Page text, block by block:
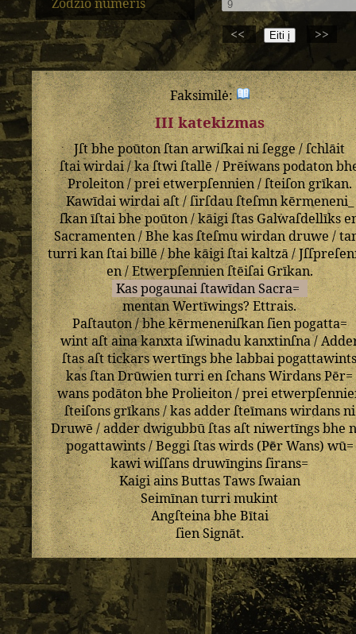
<<
>>
Faksimilė:
III katekizmas
Jſtbhe poūtonſtan arwiſkai niſegge/ſchlāit
ſtaiwirdai/kaſtwiſtallē/Prēiwans podaton
Proleiton/preietwerpſennien/ſteiſongrīkan.
Kawīdaiwirdaiaſt/ſirſdauſteſmnkērmeneni_
ſkanīſtaibhepoūton/kāigiſtasGalwaſdellīks
Sacramenten/Bhekasſteſmu wirdan druwe/
turrikanſtaibillē/bhekāigiſtaikaltzā/
en/Etwerpſennienſtēiſai Grīkan.
KaspogaunaiſtawīdanSacra=
mentanWertīwings?Ettrais.
Paſtauton/bhekērmeneniſkanſienpogatta=
wintaſtainakanxtaiſwinadukanxtinſna/
ſtasaſttickarswertīngsbhelabbai
kasſtanDrūwien turrien ſchans Wirdans Pēr=
wanspodātonbheProlieiton/prei
ſteiſonsgrīkans/kasadderſteīmanswirdansni
Druwē/adderdwigubbū ſtasaſtniwertīngsbhe
pogattawints/Beggiſtaswirds(PērWans)wū=
kawiwiſſans druwīngins ſirans=
KaigiainsButtasTawsſwaian
Seimīnanturrimukint
AngſteinabheBītai
ſienSignāt.